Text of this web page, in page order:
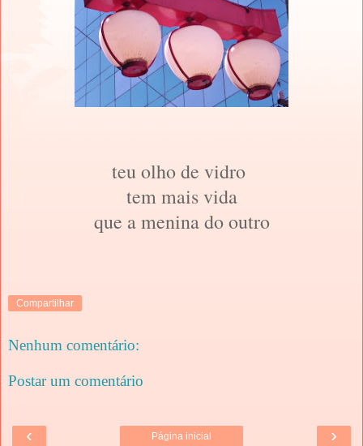
teu olho de vidro
tem mais vida
que a menina do outro
Compartilhar
Nenhum comentário:
Postar um comentário
‹ ›
Página inicial